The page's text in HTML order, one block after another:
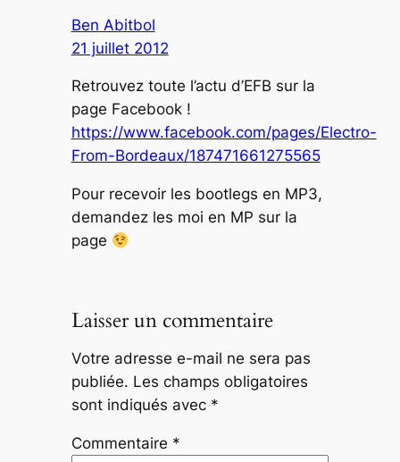
Ben Abitbol
21 juillet 2012
Retrouvez toute l’actu d’EFB sur la
page Facebook !
https://www.facebook.com/pages/Electro-
From-Bordeaux/187471661275565
Pour recevoir les bootlegs en MP3,
demandez les moi en MP sur la
page
Laisser un commentaire
Votre adresse e-mail ne sera pas
publiée. Les champs obligatoires
sont indiqués avec *
Commentaire *